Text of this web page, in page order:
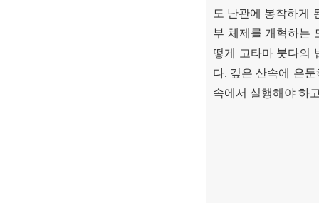
도 난관에 봉착하게
부 체제를 개혁하는
떻게 고타마 붓다의
다. 깊은 산속에 은
속에서 실행해야 하